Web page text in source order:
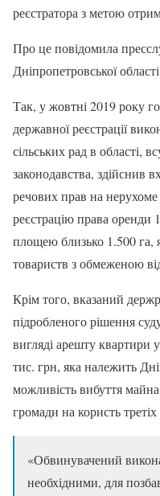
реєстратора з метою
Про це повідомила
Дніпропетровської
Так, у жовтні 2019 року
державної реєстрації
сільських рад в області,
законодавства, здійснив
речових прав на
реєстрацію права оренди
площею близько 1.500 га,
товариств з обмеженою
Крім того, вказаний
підробленого рішення
вигляді арешту квартири
тис. грн, яка належить
можливість вибуття майна
громади на користь третіх
«Обвинувачений
необхідними, для